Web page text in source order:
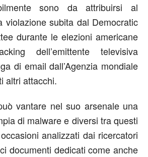
sono da attribuirsi al
violazione subita dal Democratic
durante le elezioni americane
dell’emittente televisiva
di email dall’Agenzia mondiale
altri attacchi.
vantare nel suo arsenale una
di malware e diversi tra questi
analizzati dai ricercatori
documenti dedicati come anche